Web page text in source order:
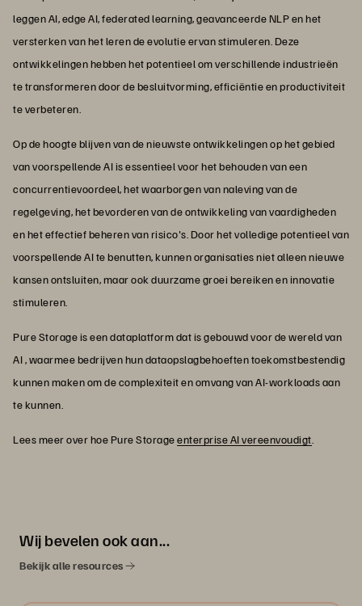
leggen AI, edge AI, federated learning, geavanceerde NLP en het
versterken van het leren de evolutie ervan stimuleren. Deze
ontwikkelingen hebben het potentieel om verschillende industrieën
te transformeren door de besluitvorming, efficiëntie en productiviteit
te verbeteren.
Op de hoogte blijven van de nieuwste ontwikkelingen op het gebied
van voorspellende AI is essentieel voor het behouden van een
concurrentievoordeel, het waarborgen van naleving van de
regelgeving, het bevorderen van de ontwikkeling van vaardigheden
en het effectief beheren van risico's. Door het volledige potentieel van
voorspellende AI te benutten, kunnen organisaties niet alleen nieuwe
kansen ontsluiten, maar ook duurzame groei bereiken en innovatie
stimuleren.
Pure Storage is een dataplatform dat is gebouwd voor de wereld van
AI , waarmee bedrijven hun dataopslagbehoeften toekomstbestendig
kunnen maken om de complexiteit en omvang van AI-workloads aan
te kunnen.
Lees meer over hoe Pure Storageenterprise AI vereenvoudigt.
Wij bevelen ook aan...
Bekijk alle resources